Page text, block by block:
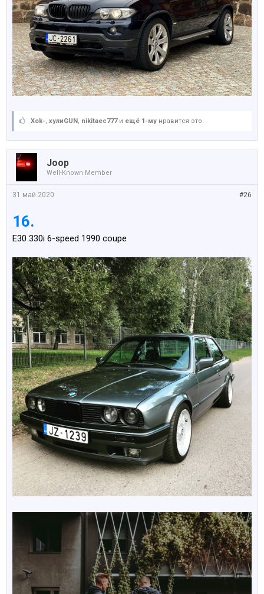
Xok-, хулиGUN , nikitaec777и ещё 1-му нравится это.
Joop
Well-Known Member
#26
31 май 2020
16.
E30 330i 6-speed 1990 coupe